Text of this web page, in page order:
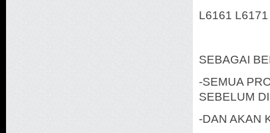
L6161
SEBAGAI
-SEMUA
SEBELUM
-DAN AKAN